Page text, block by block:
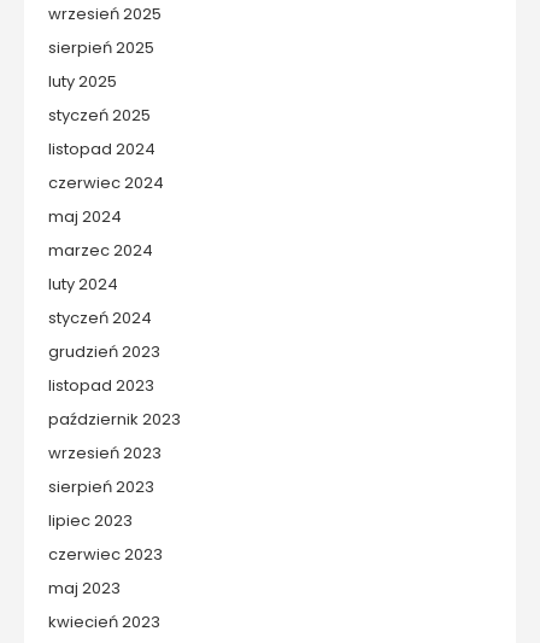
wrzesień 2025
sierpień 2025
luty 2025
styczeń 2025
listopad 2024
czerwiec 2024
maj 2024
marzec 2024
luty 2024
styczeń 2024
grudzień 2023
listopad 2023
październik 2023
wrzesień 2023
sierpień 2023
lipiec 2023
czerwiec 2023
maj 2023
kwiecień 2023